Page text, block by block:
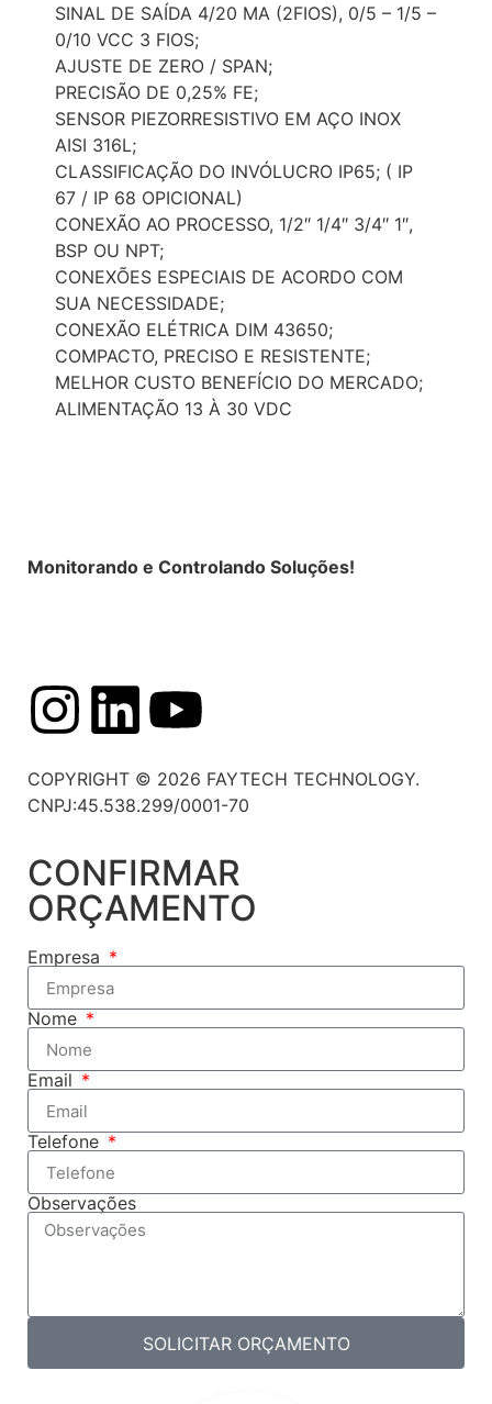
SINAL DE SAÍDA 4/20 MA (2FIOS), 0/5 – 1/5 –
0/10 VCC 3 FIOS;
AJUSTE DE ZERO / SPAN;
PRECISÃO DE 0,25% FE;
SENSOR PIEZORRESISTIVO EM AÇO INOX
AISI 316L;
CLASSIFICAÇÃO DO INVÓLUCRO IP65; ( IP
67 / IP 68 OPICIONAL)
CONEXÃO AO PROCESSO, 1/2″ 1/4″ 3/4″ 1″,
BSP OU NPT;
CONEXÕES ESPECIAIS DE ACORDO COM
SUA NECESSIDADE;
CONEXÃO ELÉTRICA DIM 43650;
COMPACTO, PRECISO E RESISTENTE;
MELHOR CUSTO BENEFÍCIO DO MERCADO;
ALIMENTAÇÃO 13 À 30 VDC
Monitorando e Controlando Soluções!
COPYRIGHT © 2026 FAYTECH TECHNOLOGY.
CNPJ:45.538.299/0001-70
CONFIRMAR
ORÇAMENTO
Empresa
Nome
Email
Telefone
Observações
SOLICITAR ORÇAMENTO